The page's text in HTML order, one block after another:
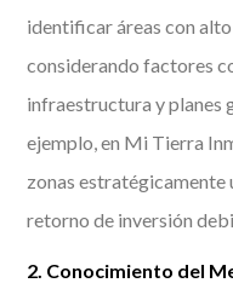
identificar áreas con
considerando factores
infraestructura y planes
ejemplo, en Mi Tierra
zonas estratégicamente
retorno de inversión
2. Conocimiento del